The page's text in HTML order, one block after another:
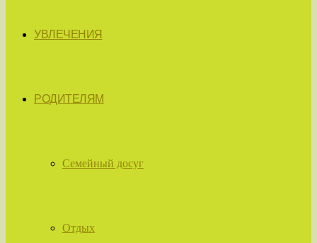
УВЛЕЧЕНИЯ
РОДИТЕЛЯМ
Семейный досуг
Отдых